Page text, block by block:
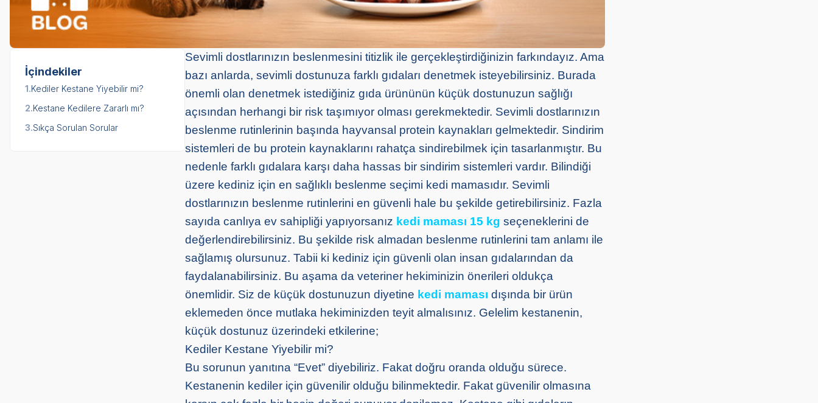
İçindekiler
1.Kediler Kestane Yiyebilir mi?
2.Kestane Kedilere Zararlı mı?
3.Sıkça Sorulan Sorular
Sevimli dostlarınızın beslenmesini titizlik ile gerçekleştirdiğinizin farkındayız. Ama
bazı anlarda, sevimli dostunuza farklı gıdaları denetmek isteyebilirsiniz. Burada
önemli olan denetmek istediğiniz gıda ürününün küçük dostunuzun sağlığı
açısından herhangi bir risk taşımıyor olması gerekmektedir. Sevimli dostlarınızın
beslenme rutinlerinin başında hayvansal protein kaynakları gelmektedir. Sindirim
sistemleri de bu protein kaynaklarını rahatça sindirebilmek için tasarlanmıştır. Bu
nedenle farklı gıdalara karşı daha hassas bir sindirim sistemleri vardır. Bilindiği
üzere kediniz için en sağlıklı beslenme seçimi kedi mamasıdır. Sevimli
dostlarınızın beslenme rutinlerini en güvenli hale bu şekilde getirebilirsiniz. Fazla
sayıda canlıya ev sahipliği yapıyorsanız kedi maması 15 kg seçeneklerini de
değerlendirebilirsiniz. Bu şekilde risk almadan beslenme rutinlerini tam anlamı ile
sağlamış olursunuz. Tabii ki kediniz için güvenli olan insan gıdalarından da
faydalanabilirsiniz. Bu aşama da veteriner hekiminizin önerileri oldukça
önemlidir. Siz de küçük dostunuzun diyetine kedi maması dışında bir ürün
eklemeden önce mutlaka hekiminizden teyit almalısınız. Gelelim kestanenin,
küçük dostunuz üzerindeki etkilerine;
Kediler Kestane Yiyebilir mi?
Bu sorunun yanıtına “Evet” diyebiliriz. Fakat doğru oranda olduğu sürece.
Kestanenin kediler için güvenilir olduğu bilinmektedir. Fakat güvenilir olmasına